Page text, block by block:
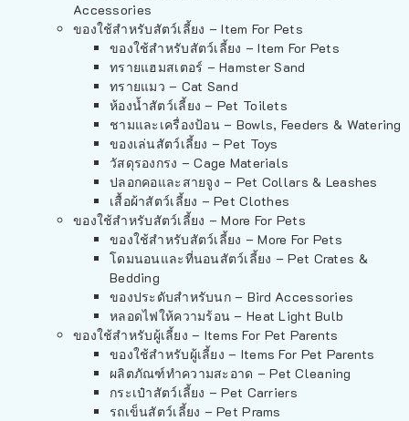
Accessories
ของใช้สำหรับสัตว์เลี้ยง – Item For Pets
ของใช้สำหรับสัตว์เลี้ยง – Item For Pets
ทรายแฮมสเตอร์ – Hamster Sand
ทรายแมว – Cat Sand
ห้องน้ำสัตว์เลี้ยง – Pet Toilets
ชามและเครื่องป้อน – Bowls, Feeders & Watering
ของเล่นสัตว์เลี้ยง – Pet Toys
วัสดุรองกรง – Cage Materials
ปลอกคอและสายจูง – Pet Collars & Leashes
เสื้อผ้าสัตว์เลี้ยง – Pet Clothes
ของใช้สำหรับสัตว์เลี้ยง – More For Pets
ของใช้สำหรับสัตว์เลี้ยง – More For Pets
โดมนอนและที่นอนสัตว์เลี้ยง – Pet Crates &
Bedding
ของประดับสำหรับนก – Bird Accessories
หลอดไฟให้ความร้อน – Heat Light Bulb
ของใช้สำหรับผู้เลี้ยง – Items For Pet Parents
ของใช้สำหรับผู้เลี้ยง – Items For Pet Parents
ผลิตภัณฑ์ทำความสะอาด – Pet Cleaning
กระเป๋าสัตว์เลี้ยง – Pet Carriers
รถเข็นสัตว์เลี้ยง – Pet Prams